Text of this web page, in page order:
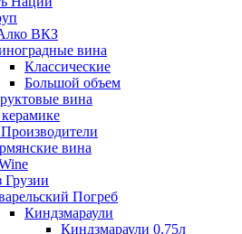
ВКЗ
вина
Классические
Большой объем
вина
вина
Грузии
Погреб
Киндзмараули
Киндзмараули 0,75л